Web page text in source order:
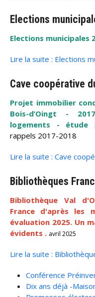
Elections
Elections municipales
Lire la suite : Elections
Cave coopérative
Projet immobilier
Bois-d’Oingt -
logements - étude
rappels 2017-2018
Lire la suite : Cave
Bibliothèques
Bibliothèque Val
France d'après les
évaluation 2025. Un
évidents . avril 2025
Lire la suite :
Conférence
Dix ans déjà -